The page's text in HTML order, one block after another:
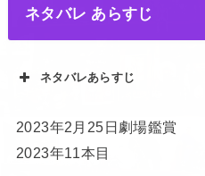
ネタバレ あらすじ
ネタバレあらすじ
2023年2月25日劇場鑑賞
2023年11本目